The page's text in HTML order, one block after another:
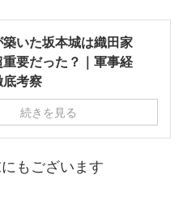
いた坂本城は織田家
要だった？｜軍事経
考察
続きを見る
もございます